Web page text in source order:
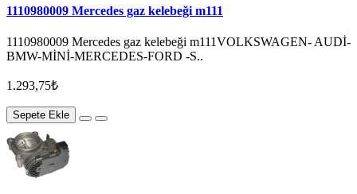
1110980009 Mercedes gaz kelebeği m111
1110980009 Mercedes gaz kelebeği m111VOLKSWAGEN- AUDİ-
BMW-MİNİ-MERCEDES-FORD -S..
1.293,75₺
Sepete Ekle